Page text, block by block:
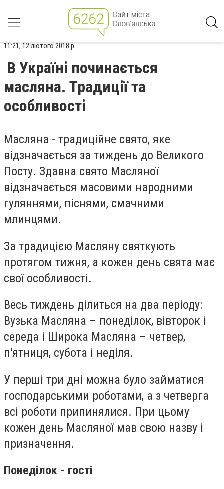
11:21, 12 лютого 2018 р.
В Україні починається
масляна. Традиції та
особливості
Масляна - традиційне свято, яке
відзначається за тиждень до Великого
Посту. Здавна свято Масляної
відзначається масовими народними
гуляннями, піснями, смачними
млинцями.
За традицією Масляну святкують
протягом тижня, а кожен день свята має
свої особливості.
Весь тиждень ділиться на два періоду:
Вузька Масляна – понеділок, вівторок і
середа і Широка Масляна – четвер,
п'ятниця, субота і неділя.
У перші три дні можна було займатися
господарськими роботами, а з четверга
всі роботи припинялися. При цьому
кожен день Масляної мав свою назву і
призначення.
Понеділок - гості